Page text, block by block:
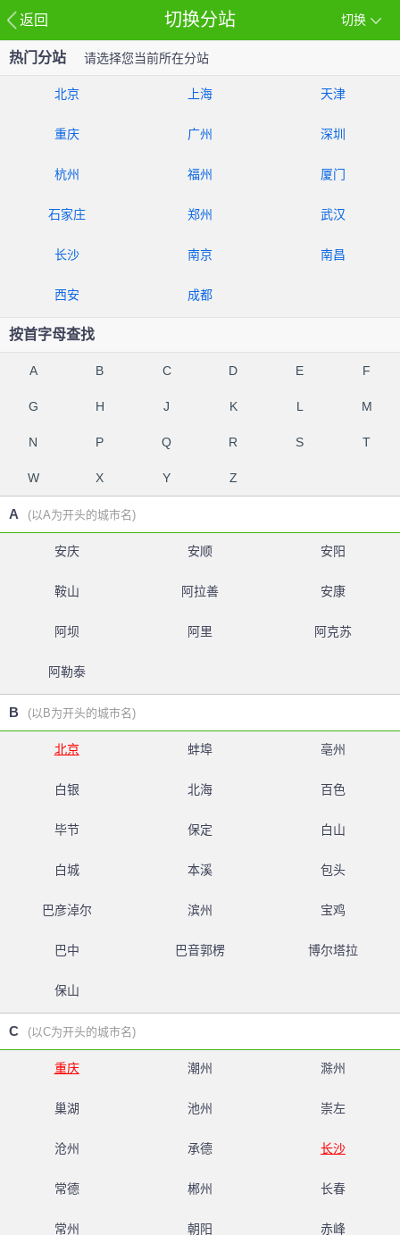
返回 切换
切换分站
热门分站 请选择您当前所在分站
北京 上海 天津
重庆 广州 深圳
杭州 福州 厦门
石家庄 郑州 武汉
长沙 南京 南昌
西安 成都
按首字母查找
A B C D E F
G H J K L M
N P Q R S T
W X Y Z
A (以A为开头的城市名)
安庆 安顺 安阳
鞍山 阿拉善 安康
阿坝 阿里 阿克苏
阿勒泰
B (以B为开头的城市名)
北京 蚌埠 亳州
白银 北海 百色
毕节 保定 白山
白城 本溪 包头
巴彦淖尔 滨州 宝鸡
巴中 巴音郭楞 博尔塔拉
保山
C (以C为开头的城市名)
重庆 潮州 滁州
巢湖 池州 崇左
沧州 承德 长沙
常德 郴州 长春
常州 朝阳 赤峰